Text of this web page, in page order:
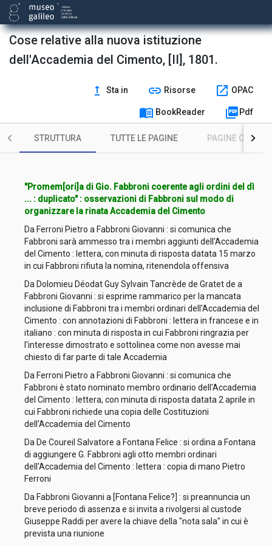
Cose relative alla nuova istituzione
dell'Accademia del Cimento, [II], 1801.
upgrade Sta in link Risorse open_in_new OPAC
menu_book BookReader picture_as_pdf Pdf
STRUTTURA TUTTE LE PAGINE PAGINE CON
"Promem[ori]a di Gio. Fabbroni coerente agli ordini del dì
... : duplicato" : osservazioni di Fabbroni sul modo di
organizzare la rinata Accademia del Cimento
Da Ferroni Pietro a Fabbroni Giovanni : si comunica che
Fabbroni sarà ammesso tra i membri aggiunti dell'Accademia
del Cimento : lettera, con minuta di risposta datata 15 marzo
in cui Fabbroni rifiuta la nomina, ritenendola offensiva
Da Dolomieu Déodat Guy Sylvain Tancrède de Gratet de a
Fabbroni Giovanni : si esprime rammarico per la mancata
inclusione di Fabbroni tra i membri ordinari dell'Accademia del
Cimento : con annotazioni di Fabbroni : lettera in francese e in
italiano : con minuta di risposta in cui Fabbroni ringrazia per
l'interesse dimostrato e sottolinea come non avesse mai
chiesto di far parte di tale Accademia
Da Ferroni Pietro a Fabbroni Giovanni : si comunica che
Fabbroni è stato nominato membro ordinario dell'Accademia
del Cimento : lettera, con minuta di risposta datata 2 aprile in
cui Fabbroni richiede una copia delle Costituzioni
dell'Accademia del Cimento
Da De Coureil Salvatore a Fontana Felice : si ordina a Fontana
di aggiungere G. Fabbroni agli otto membri ordinari
dell'Accademia del Cimento : lettera : copia di mano Pietro
Ferroni
Da Fabbroni Giovanni a [Fontana Felice?] : si preannuncia un
breve periodo di assenza e si invita a rivolgersi al custode
Giuseppe Raddi per avere la chiave della "nota sala" in cui è
prevista una riunione